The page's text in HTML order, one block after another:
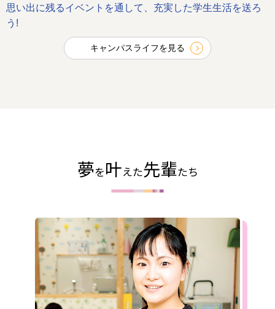
思い出に残るイベントを通して、充実した学生生活を送ろ
う!
キャンパスライフを見る
夢を叶えた先輩たち